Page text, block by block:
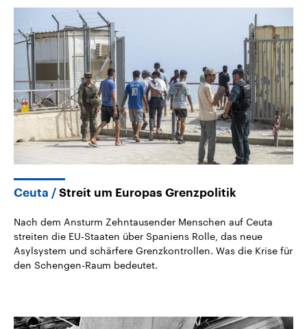
Ceuta Streit um Europas Grenzpolitik
Nach dem Ansturm Zehntausender Menschen auf Ceuta
streiten die EU-Staaten über Spaniens Rolle, das neue
Asylsystem und schärfere Grenzkontrollen. Was die Krise für
den Schengen-Raum bedeutet.